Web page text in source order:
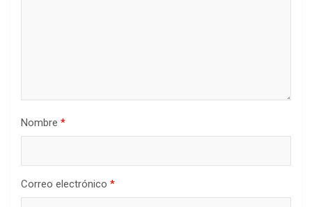
Nombre *
Correo electrónico *